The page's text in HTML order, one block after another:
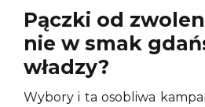
Pączki od
nie w smak
władzy?
Wybory i ta osobliwa